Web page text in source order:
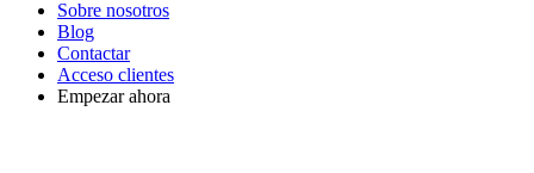
Sobre nosotros
Blog
Contactar
Acceso clientes
Empezar ahora